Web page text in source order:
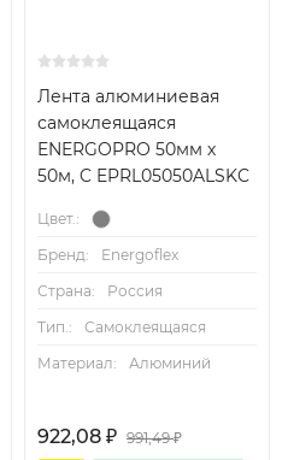
Лента алюминиевая
самоклеящаяся
ENERGOPRO 50мм х
50м, C EPRL05050ALSKC
Цвет.:
Бренд:
Energoflex
Страна:
Россия
Тип.:
Самоклеящаяся
Материал:
Алюминий
922,08 ₽ 991,49₽